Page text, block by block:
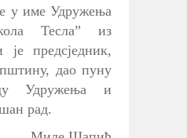
у име Удружења
Тесла” из
је предсједник,
дао пуну
Удружења и
рад.